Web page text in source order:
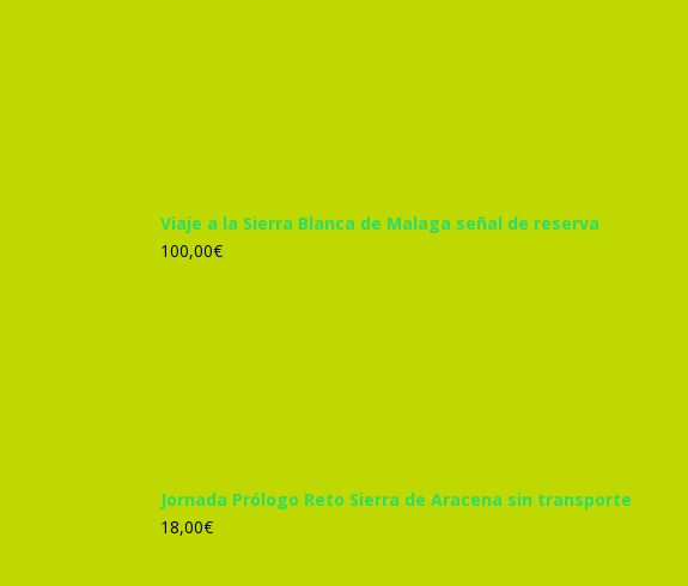
Viaje a la Sierra Blanca de Malaga señal de reserva
100,00€
Jornada Prólogo Reto Sierra de Aracena sin transporte
18,00€